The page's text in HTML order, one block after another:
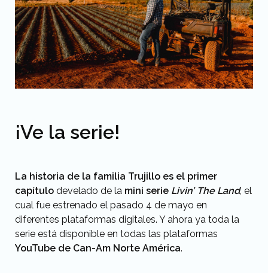
¡Ve la serie!
La historia de la familia Trujillo es el primer
capítulo develado de la mini serie Livin’ The Land, el
cual fue estrenado el pasado 4 de mayo en
diferentes plataformas digitales. Y ahora ya toda la
serie está disponible en todas las plataformas
YouTube de Can-Am Norte América.